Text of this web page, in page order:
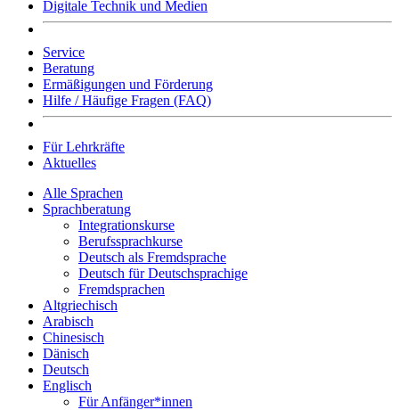
Digitale Technik und Medien
Service
Beratung
Ermäßigungen und Förderung
Hilfe / Häufige Fragen (FAQ)
Für Lehrkräfte
Aktuelles
Alle Sprachen
Sprachberatung
Integrationskurse
Berufssprachkurse
Deutsch als Fremdsprache
Deutsch für Deutschsprachige
Fremdsprachen
Altgriechisch
Arabisch
Chinesisch
Dänisch
Deutsch
Englisch
Für Anfänger*innen